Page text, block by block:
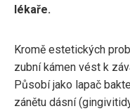
lékaře.
Kromě estetických
zubní kámen vést k
Působí jako lapač
zánětu dásní